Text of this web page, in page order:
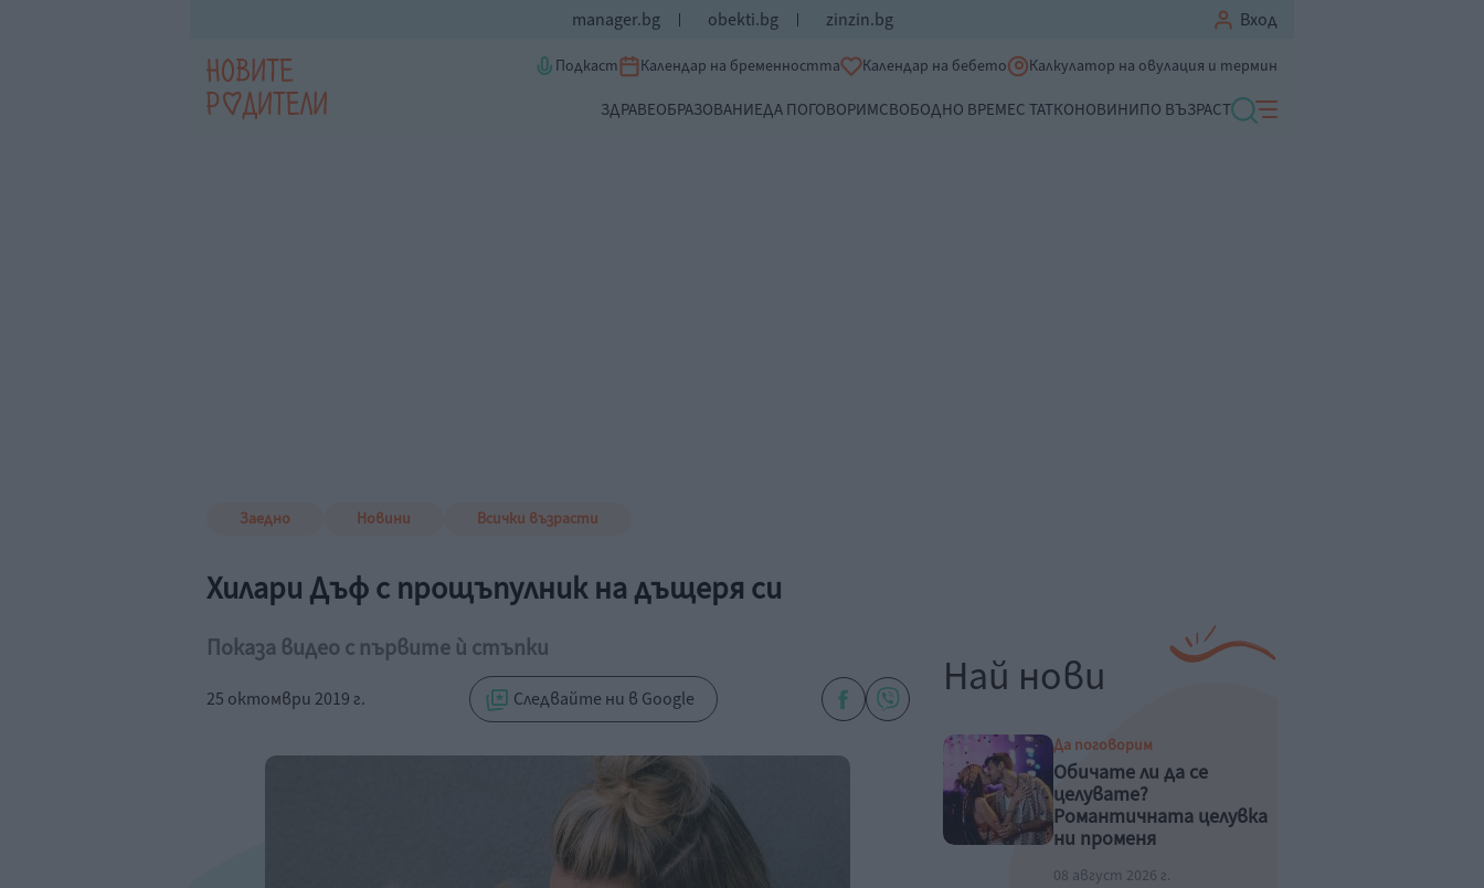
manager.bg obekti.bg zinzin.bg Вход
Подкаст Календар на бременността Календар на бебето Калкулатор на овулация и термин
ЗДРАВЕОБРАЗОВАНИЕДА ПОГОВОРИМСВОБОДНО ВРЕМЕС ТАТКОНОВИНИПО ВЪЗРАСТ
Заедно Новини Всички възрасти
Хилари Дъф с прощъпулник на дъщеря си
Показа видео с първите ѝ стъпки
25 октомври 2019 г. Следвайте ни в Google Най нови
Да поговорим
Обичате ли да се
целувате?
Романтичната целувка
ни променя
08 август 2026 г.